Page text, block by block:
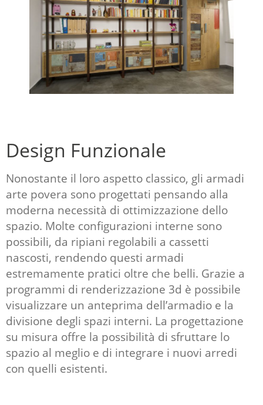
Design Funzionale
Nonostante il loro aspetto classico, gli armadi
arte povera sono progettati pensando alla
moderna necessità di ottimizzazione dello
spazio. Molte configurazioni interne sono
possibili, da ripiani regolabili a cassetti
nascosti, rendendo questi armadi
estremamente pratici oltre che belli. Grazie a
programmi di renderizzazione 3d è possibile
visualizzare un anteprima dell’armadio e la
divisione degli spazi interni. La progettazione
su misura offre la possibilità di sfruttare lo
spazio al meglio e di integrare i nuovi arredi
con quelli esistenti.